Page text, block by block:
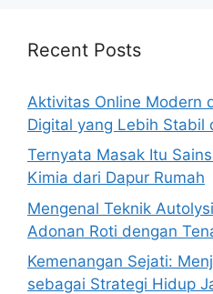
Recent Posts
Aktivitas Online Modern
Digital yang Lebih Stabil
Ternyata Masak Itu
Kimia dari Dapur Rumah
Mengenal Teknik
Adonan Roti dengan
Kemenangan Sejati:
sebagai Strategi Hidup